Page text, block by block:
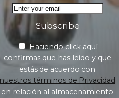
Subscribe
Haciendo click aquí
confirmas que has leído y que
estás de acuerdo con
nuestros términos de Privacidad
en relación al almacenamiento